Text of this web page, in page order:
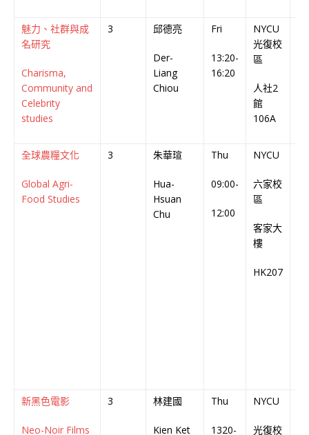
魅力、社群與成
名研究
Charisma,
Community and
Celebrity
studies
3 邱德亮
Der-
Liang
Chiou
Fri
13:20-
16:20
NYCU
光復校
區
人社2
館
106A
全球農糧文化
Global Agri-
Food Studies
3 朱華瑄
Hua-
Hsuan
Chu
Thu
09:00-
12:00
NYCU
六家校
區
客家大
樓
HK207
新黑色電影
Neo-Noir Films
3 林建國
Kien Ket
Thu
1320-
NYCU
光復校